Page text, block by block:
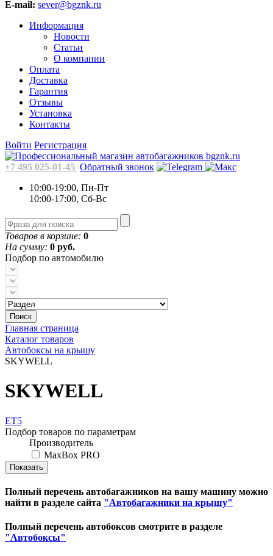
E-mail: sever@bgznk.ru
Информация
Новости
Статьи
О компании
Оплата
Доставка
Гарантия
Отзывы
Установка
Контакты
Войти Регистрация
+7 495 025-01-45 Обратный звонок
10:00-19:00, Пн-Пт
10:00-17:00, Сб-Вс
Товаров в корзине: 0
На сумму: 0 руб.
Подбор по автомобилю
Поиск
Главная страница
Каталог товаров
Автобоксы на крышу
SKYWELL
SKYWELL
ET5
Подбор товаров по параметрам
Производитель
MaxBox PRO
Полный перечень автобагажников на вашу машину можно
найти в разделе сайта "Автобагажники на крышу"
Полный перечень автобоксов смотрите в разделе
"Автобоксы"